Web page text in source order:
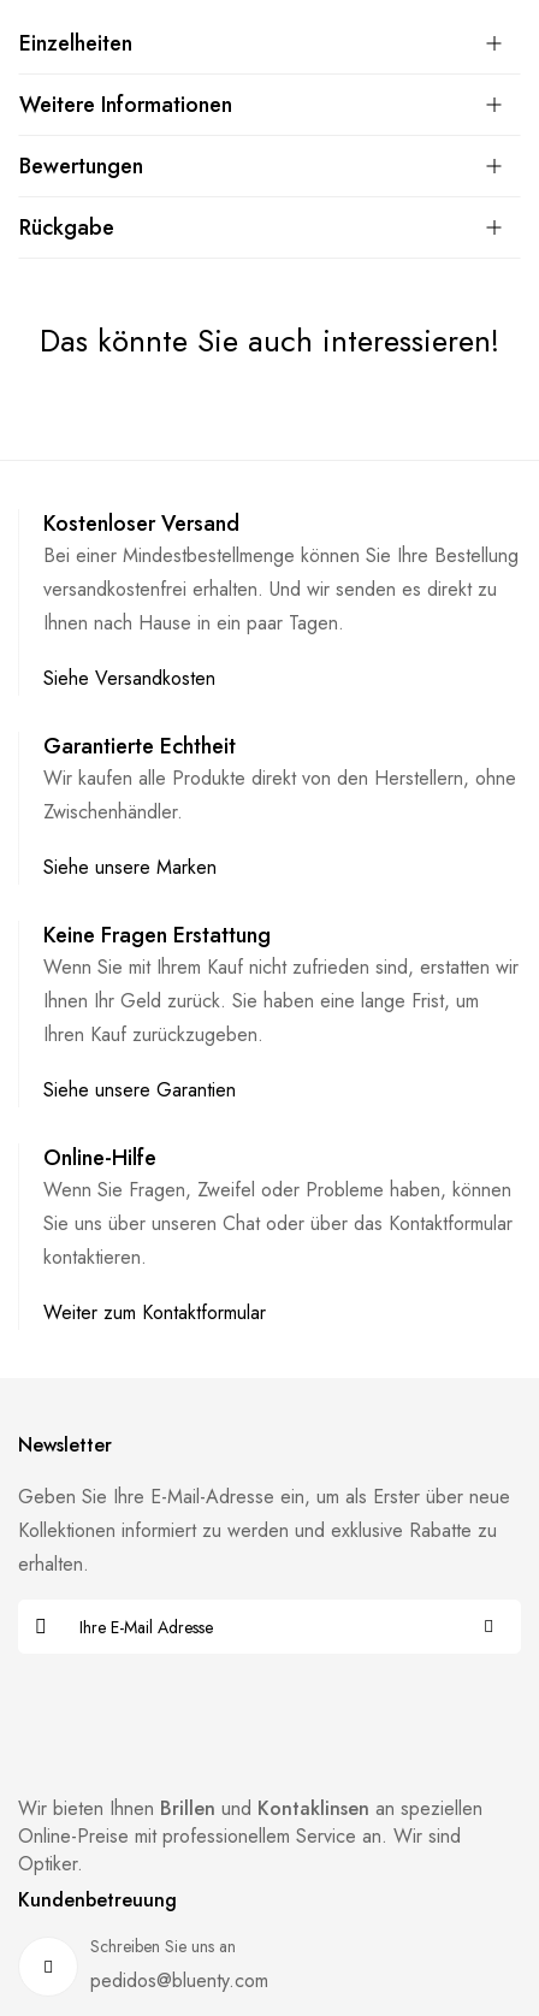
Einzelheiten
Weitere Informationen
Bewertungen
Rückgabe
Das könnte Sie auch interessieren!
Kostenloser Versand
Bei einer Mindestbestellmenge können Sie Ihre Bestellung
versandkostenfrei erhalten. Und wir senden es direkt zu
Ihnen nach Hause in ein paar Tagen.
Siehe Versandkosten
Garantierte Echtheit
Wir kaufen alle Produkte direkt von den Herstellern, ohne
Zwischenhändler.
Siehe unsere Marken
Keine Fragen Erstattung
Wenn Sie mit Ihrem Kauf nicht zufrieden sind, erstatten wir
Ihnen Ihr Geld zurück. Sie haben eine lange Frist, um
Ihren Kauf zurückzugeben.
Siehe unsere Garantien
Online-Hilfe
Wenn Sie Fragen, Zweifel oder Probleme haben, können
Sie uns über unseren Chat oder über das Kontaktformular
kontaktieren.
Weiter zum Kontaktformular
Wir bieten Ihnen Brillen und Kontaklinsen an speziellen
Online-Preise mit professionellem Service an. Wir sind
Optiker.
Kundenbetreuung
Schreiben Sie uns an
pedidos@bluenty.com
Newsletter
Geben Sie Ihre E-Mail-Adresse ein, um als Erster über neue
Kollektionen informiert zu werden und exklusive Rabatte zu
erhalten.